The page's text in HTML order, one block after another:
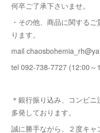
何卒ご了承下さいませ。
・その他、商品に関する
ります。
mail
tel 092-738-7727 (12:00～
＊銀行振り込み、コンビ
多発しております。
誠に勝手ながら、２度キ